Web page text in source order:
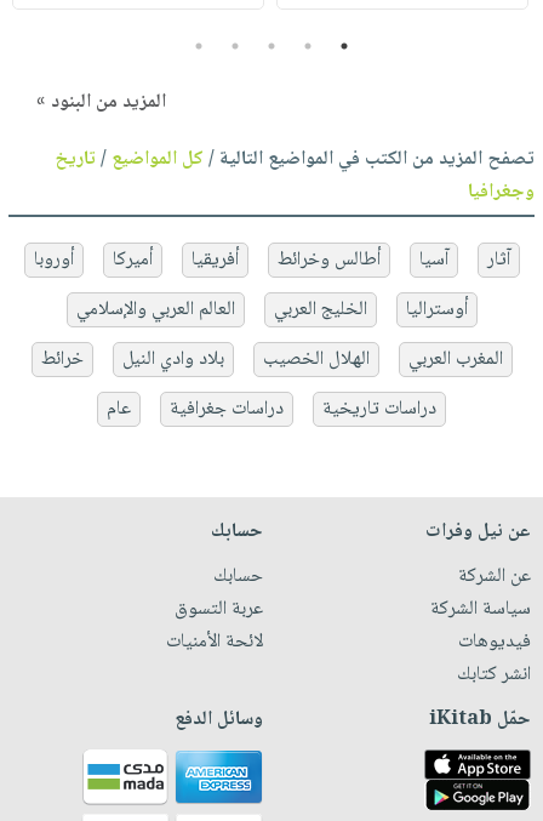
1
2
3
4
5
المزيد من البنود »
تصفح المزيد من الكتب في المواضيع التالية /كل المواضيع/تاريخ
وجغرافيا
آثار آسيا أطالس وخرائط أفريقيا أميركا
أوروبا
أوستراليا
الخليج العربي
العالم العربي والإسلامي
المغرب العربي
الهلال الخصيب بلاد وادي النيل
خرائط
دراسات تاريخية
دراسات جغرافية عام
عن نيل وفرات
عن الشركة
سياسة الشركة
فيديوهات
انشر كتابك
حسابك
حسابك
عربة التسوق
لائحة الأمنيات
حمّل iKitab وسائل الدفع